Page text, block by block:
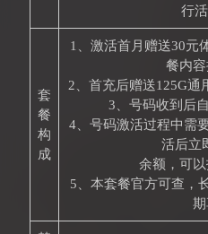
行
套
餐
构
成
1、激活首月赠送30元
餐内
2、首充后赠送125G通
3、号码收到后
4、号码激活过程中需
活后立
余额，可
5、本套餐官方可查，